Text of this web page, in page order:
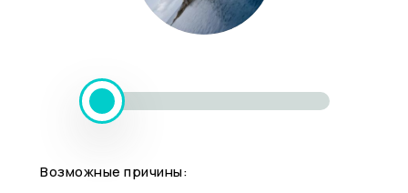
Возможные причины: